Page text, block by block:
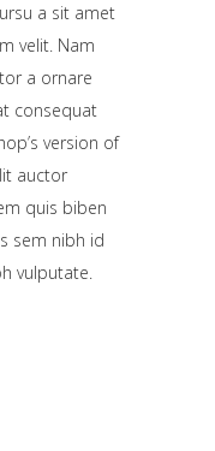
a sit amet
velit. Nam
a ornare
consequat
version of
auctor
quis biben
sem nibh id
vulputate.